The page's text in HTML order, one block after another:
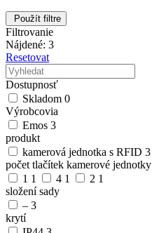
Použít filtre
Filtrovanie
Nájdené: 3
Resetovat
Dostupnosť
Skladom 0
Výrobcovia
Emos 3
produkt
kamerová jednotka s RFID 3
počet tlačítek kamerové jednotky
1 1 4 1 2 1
složení sady
– 3
krytí